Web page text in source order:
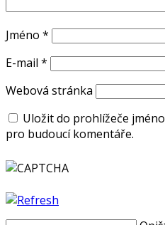
Jméno *
E-mail *
Webová stránka
Uložit do prohlížeče
pro budoucí komentáře.